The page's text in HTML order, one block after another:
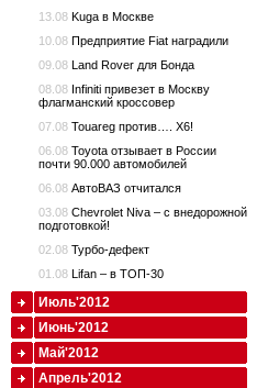
13.08 Kuga в Москве
10.08 Предприятие Fiat наградили
09.08 Land Rover для Бонда
08.08 Infiniti привезет в Москву
флагманский кроссовер
07.08 Touareg против…. X6!
06.08 Toyota отзывает в России
почти 90.000 автомобилей
06.08 АвтоВАЗ отчитался
03.08 Chevrolet Niva – с внедорожной
подготовкой!
02.08 Турбо-дефект
01.08 Lifan – в ТОП-30
Июль'2012
Июнь'2012
Май'2012
Апрель'2012